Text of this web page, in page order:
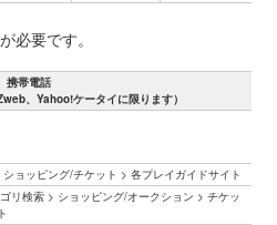
必要です。
携帯電話
、Yahoo!ケータイに限ります）
ョッピング/チケット > 各プレイガイドサイト
リ検索 > ショッピング/オークション > チケッ